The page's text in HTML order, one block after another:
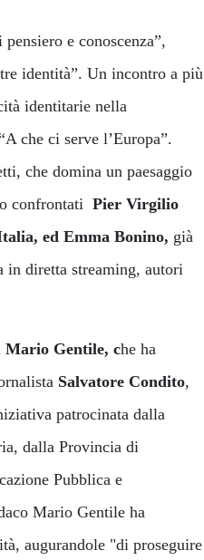
e conoscenza”,
identità”. Un incontro a più
identitarie nella
che ci serve l’Europa”.
che domina un paesaggio
confrontati Pier Virgilio
ed Emma Bonino, già
in diretta streaming, autori
Mario Gentile, che ha
Salvatore Condito,
patrocinata dalla
dalla Provincia di
Pubblica e
Mario Gentile ha
augurandole "di proseguire